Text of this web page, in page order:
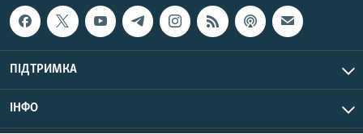
ПІДТРИМКА
ІНФО